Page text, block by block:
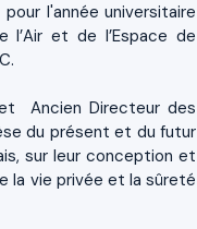
l'année universitaire
l’Air et de l’Espace de
et Ancien Directeur des
du présent et du futur
sur leur conception et
la vie privée et la sûreté